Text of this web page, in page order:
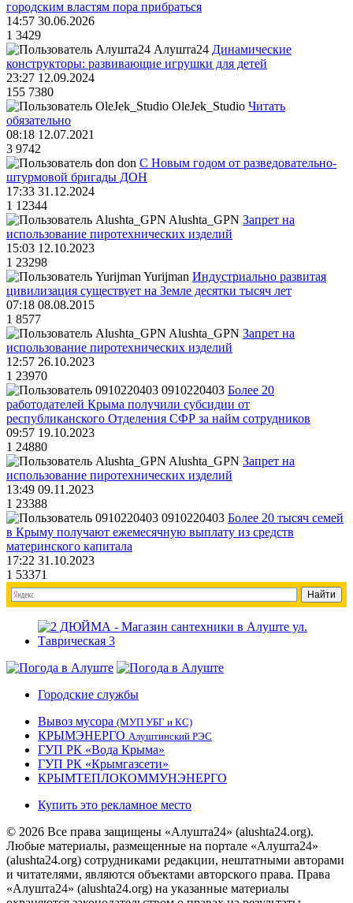
городским властям пора прибраться
14:57 30.06.2026
1 3429
Алушта24 Динамические
конструкторы: развивающие игрушки для детей
23:27 12.09.2024
155 7380
OleJek_Studio Читать
обязательно
08:18 12.07.2021
3 9742
don С Новым годом от разведовательно-
штурмовой бригады ДОН
17:33 31.12.2024
1 12344
Alushta_GPN Запрет на
использование пиротехнических изделий
15:03 12.10.2023
1 23298
Yurijman Индустриально развитая
цивилизация существует на Земле десятки тысяч лет
07:18 08.08.2015
1 8577
Alushta_GPN Запрет на
использование пиротехнических изделий
12:57 26.10.2023
1 23970
0910220403 Более 20
работодателей Крыма получили субсидии от
республиканского Отделения СФР за найм сотрудников
09:57 19.10.2023
1 24880
Alushta_GPN Запрет на
использование пиротехнических изделий
13:49 09.11.2023
1 23388
0910220403 Более 20 тысяч семей
в Крыму получают ежемесячную выплату из средств
материнского капитала
17:22 31.10.2023
1 53371
Городские службы
Вывоз мусора (МУП УБГ и КС)
КРЫМЭНЕРГО Алуштинский РЭС
ГУП РК «Вода Крыма»
ГУП РК «Крымгазсети»
КРЫМТЕПЛОКОММУНЭНЕРГО
Купить это рекламное место
© 2026 Все права защищены «Алушта24» (alushta24.org).
Любые материалы, размещенные на портале «Алушта24»
(alushta24.org) сотрудниками редакции, нештатными авторами
и читателями, являются объектами авторского права. Права
«Алушта24» (alushta24.org) на указанные материалы